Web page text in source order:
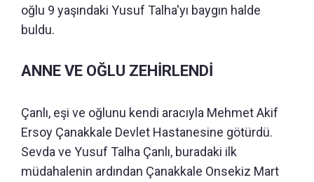
oğlu 9 yaşındaki Yusuf Talha'yı baygın halde
buldu.
ANNE VE OĞLU ZEHİRLENDİ
Çanlı, eşi ve oğlunu kendi aracıyla Mehmet Akif
Ersoy Çanakkale Devlet Hastanesine götürdü.
Sevda ve Yusuf Talha Çanlı, buradaki ilk
müdahalenin ardından Çanakkale Onsekiz Mart